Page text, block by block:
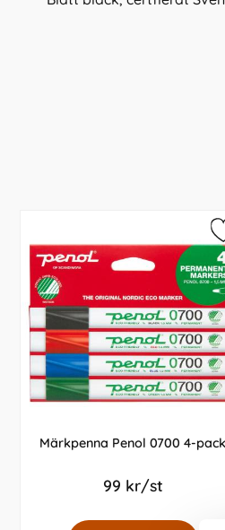
Märkpenna Penol 0700 4-pack
99 kr/st